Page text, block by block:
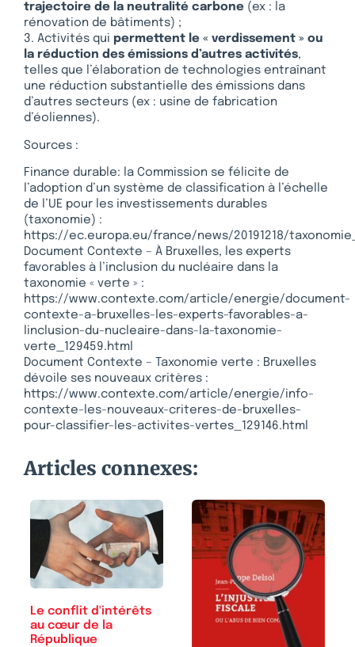
trajectoire de la neutralité carbone (ex : la
rénovation de bâtiments) ;
3. Activités qui permettent le « verdissement » ou
la réduction des émissions d’autres activités,
telles que l’élaboration de technologies entraînant
une réduction substantielle des émissions dans
d’autres secteurs (ex : usine de fabrication
d’éoliennes).
Sources :
Finance durable: la Commission se félicite de
l’adoption d’un système de classification à l’échelle
de l’UE pour les investissements durables
(taxonomie) :
https://ec.europa.eu/france/news/20191218/
Document Contexte – À Bruxelles, les experts
favorables à l’inclusion du nucléaire dans la
taxonomie « verte » :
https://www.contexte.com/article/energie/document-
contexte-a-bruxelles-les-experts-favorables-a-
linclusion-du-nucleaire-dans-la-taxonomie-
verte_129459.html
Document Contexte – Taxonomie verte : Bruxelles
dévoile ses nouveaux critères :
https://www.contexte.com/article/energie/info-
contexte-les-nouveaux-criteres-de-bruxelles-
pour-classifier-les-activites-vertes_129146.html
Articles connexes:
Le conflit d'intérêts
au cœur de la
République